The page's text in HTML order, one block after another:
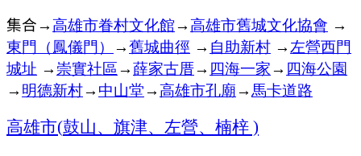
集合→高雄市眷村文化館→高雄市舊城文化協會 →
東門（鳳儀門） →舊城曲徑 → 自助新村 → 左營西門
城址 → 崇實社區→薛家古厝→ 四海一家→ 四海公園
→ 明德新村→ 中山堂→高雄市孔廟→ 馬卡道路
高雄市(鼓山、旗津、左營、楠梓 )